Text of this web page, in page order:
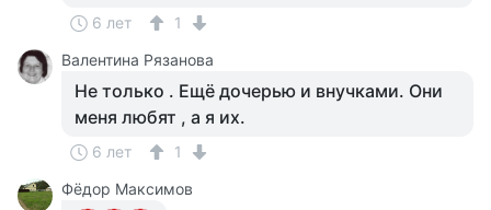
6 лет
1
Валентина Рязанова
Не только . Ещё дочерью и внучками. Они
меня любят , а я их.
6 лет
1
Фёдор Максимов